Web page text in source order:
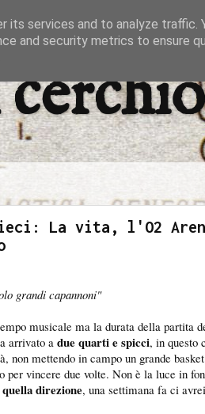
La vita, l'O2
grandi capannoni"
musicale ma la durata della partita
arrivato a due quarti e spicci, in questo
non mettendo in campo un grande
per vincere due volte. Non è la luce in
direzione, una settimana fa ci
services and to analyze traffic.
and security metrics to ensure